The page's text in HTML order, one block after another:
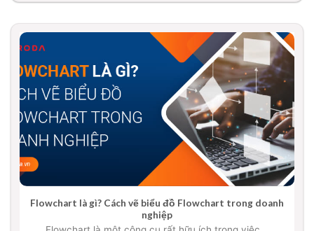
Flowchart là gì? Cách vẽ biểu đồ Flowchart trong doanh
nghiệp